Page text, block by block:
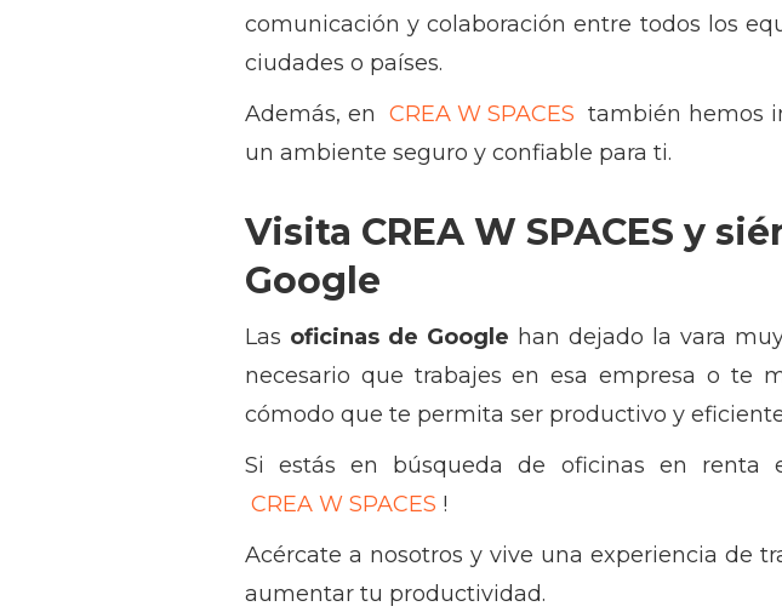
comunicación y colaboración entre todos los
ciudades o países.
Además, en CREA W SPACES también hemos
un ambiente seguro y confiable para ti.
Visita CREA W SPACES y
Google
Las oficinas de Google han dejado la vara
necesario que trabajes en esa empresa o te
cómodo que te permita ser productivo y
Si estás en búsqueda de oficinas en
CREA W SPACES !
Acércate a nosotros y vive una experiencia de
aumentar tu productividad.